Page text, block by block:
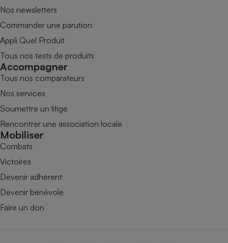
Nos newsletters
Commander une parution
Appli Quel Produit
Tous nos tests de produits
Accompagner
Tous nos comparateurs
Nos services
Soumettre un litige
Rencontrer une association locale
Mobiliser
Combats
Victoires
Devenir adhérent
Devenir bénévole
Faire un don